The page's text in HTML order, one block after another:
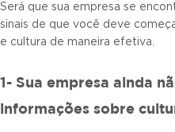
Será que sua empresa se
sinais de que você deve
e cultura de maneira efetiva.
1- Sua empresa ainda
informações sobre